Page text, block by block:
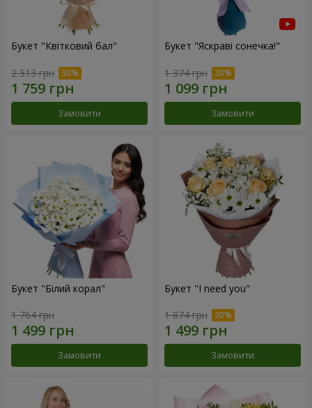
Букет "Квітковий бал"
2 513 грн
Замовити
Букет "Яскраві сонечка!"
1 374 грн
Замовити
Букет "Білий корал"
1 764 грн
Замовити
Букет "I need you"
1 874 грн
Замовити